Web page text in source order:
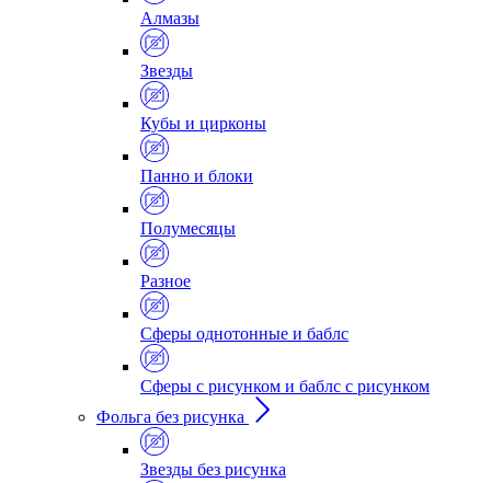
Алмазы
Звезды
Кубы и цирконы
Панно и блоки
Полумесяцы
Разное
Сферы однотонные и баблс
Сферы с рисунком и баблс с рисунком
Фольга без рисунка
Звезды без рисунка